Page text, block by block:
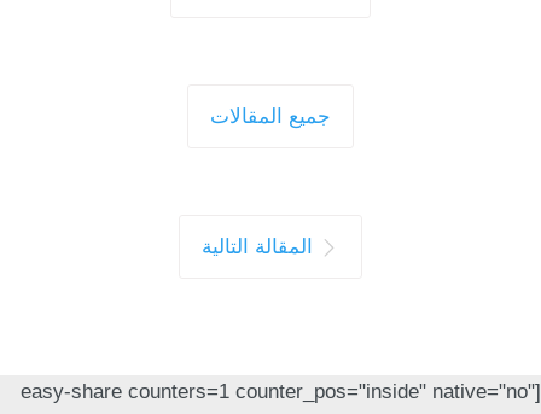
جميع المقالات
المقالة التالية
[easy-share counters=1 counter_pos="inside" native="no"